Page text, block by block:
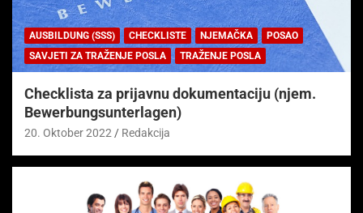
AUSBILDUNG (SSS) CHECKLISTE NJEMAČKA
POSAO
SAVJETI ZA TRAŽENJE POSLA
TRAŽENJE POSLA
Checklista za prijavnu dokumentaciju (njem.
Bewerbungsunterlagen)
20. Oktober 2022 Redakcija